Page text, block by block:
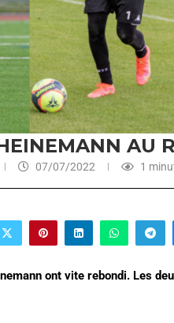
AU
07/07/2022 1
ont vite rebondi. Les